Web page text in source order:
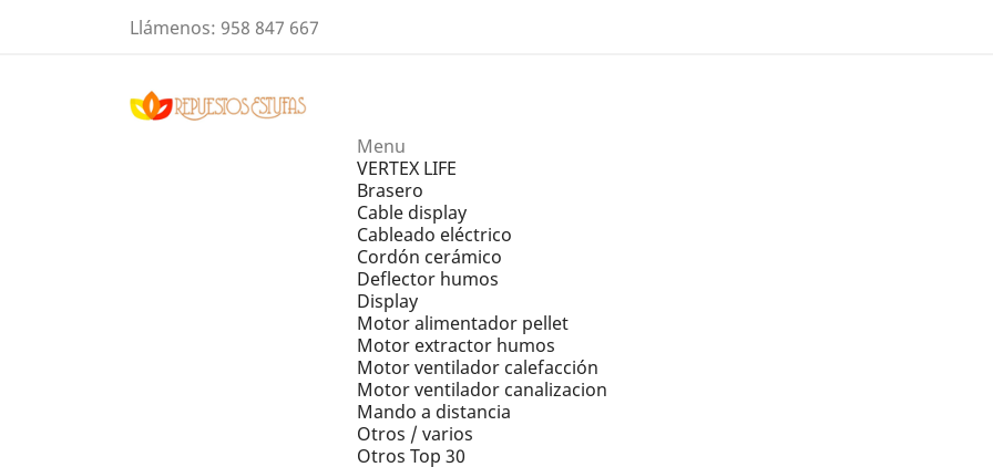
Llámenos: 958 847 667
Menu
VERTEX LIFE
Brasero
Cable display
Cableado eléctrico
Cordón cerámico
Deflector humos
Display
Motor alimentador pellet
Motor extractor humos
Motor ventilador calefacción
Motor ventilador canalizacion
Mando a distancia
Otros / varios
Otros Top 30